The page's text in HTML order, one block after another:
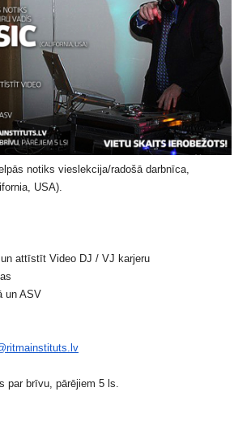
notiks vieslekcija/radošā darbnīca,
USA).
attīstīt Video DJ / VJ karjeru
un ASV
par brīvu, pārējiem 5 ls.